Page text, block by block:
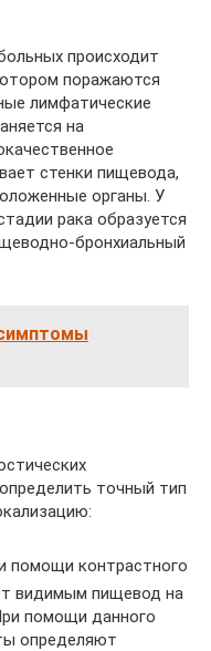
происходит
поражаются
лимфатические
на
стенки пищевода,
органы. У
рака образуется
бронхиальный
точный тип
помощи контрастного
видимым пищевод на
помощи данного
определяют